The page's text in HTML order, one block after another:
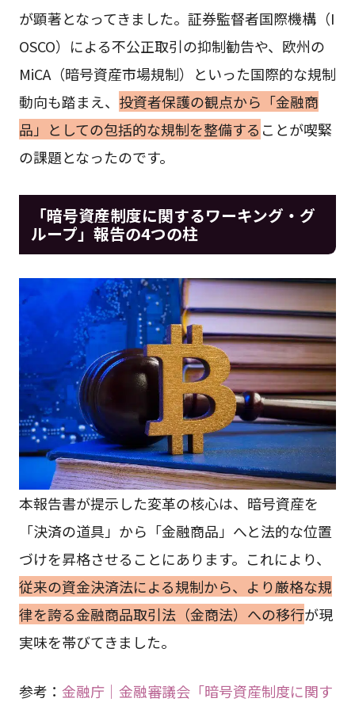
が顕著となってきました。証券監督者国際機構（I
OSCO）による不公正取引の抑制勧告や、欧州の
MiCA（暗号資産市場規制）といった国際的な規制
動向も踏まえ、 投資者保護の観点から「金融商
品」としての包括的な規制を整備する ことが喫緊
の課題となったのです。
「暗号資産制度に関するワーキング・グ
ループ」報告の4つの柱
本報告書が提示した変革の核心は、暗号資産を
「決済の道具」から「金融商品」へと法的な位置
づけを昇格させることにあります。これにより、
従来の資金決済法による規制から、より厳格な規
律を誇る金融商品取引法（金商法）への移行が現
実味を帯びてきました。
参考： 金融庁｜金融審議会「暗号資産制度に関す